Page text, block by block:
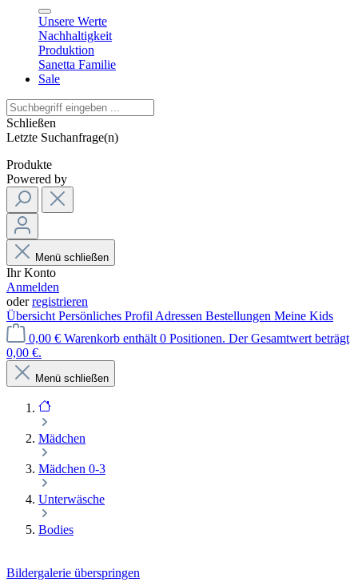
Unsere Werte
Nachhaltigkeit
Produktion
Sanetta Familie
Sale
Schließen
Letzte Suchanfrage(n)
Produkte
Powered by
Menü schließen
Ihr Konto
Anmelden
oderregistrieren
Übersicht Persönliches Profil Adressen Bestellungen Meine Kids
0,00 € Warenkorb enthält 0 Positionen. Der Gesamtwert beträgt
0,00 €.
Menü schließen
Mädchen
Mädchen 0-3
Unterwäsche
Bodies
Bildergalerie überspringen